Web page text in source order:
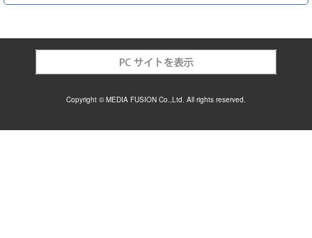
Copyright © MEDIA FUSION Co.,Ltd. All rights reserved.